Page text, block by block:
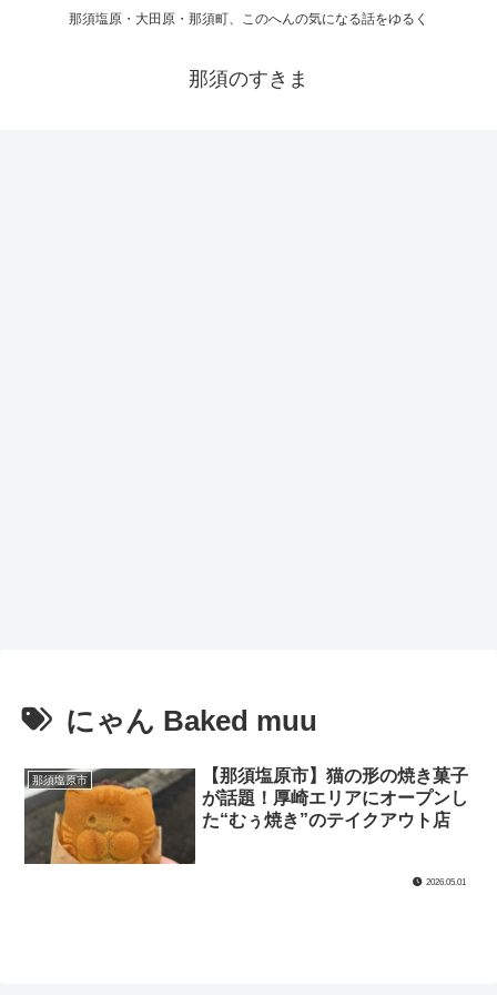
那須塩原・大田原・那須町、このへんの気になる話をゆるく
那須のすきま
にゃん Baked muu
那須塩原市
【那須塩原市】猫の形の焼き菓子
が話題！厚崎エリアにオープンし
た“むぅ焼き”のテイクアウト店
2026.05.01